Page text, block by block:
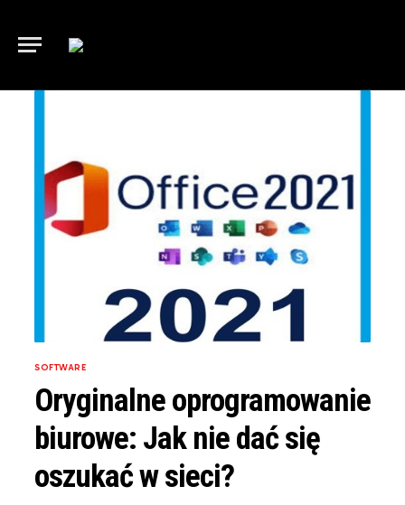
SOFTWARE
Oryginalne oprogramowanie
biurowe: Jak nie dać się
oszukać w sieci?